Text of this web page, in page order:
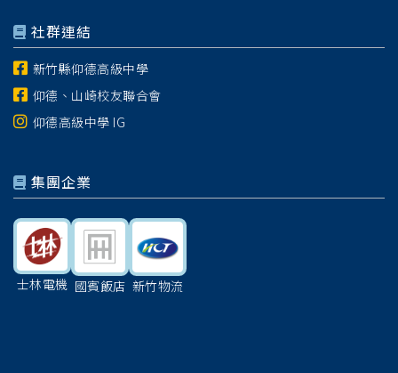
社群連結
新竹縣仰德高級中學
仰德、山崎校友聯合會
仰德高級中學 IG
集團企業
士林電機 國賓飯店 新竹物流